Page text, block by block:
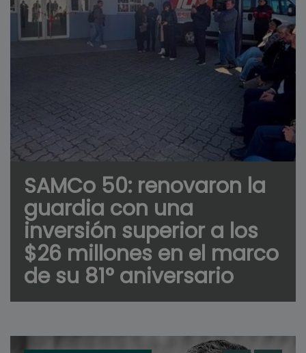
SAMCo 50: renovaron la
guardia con una
inversión superior a los
$26 millones en el marco
de su 81° aniversario